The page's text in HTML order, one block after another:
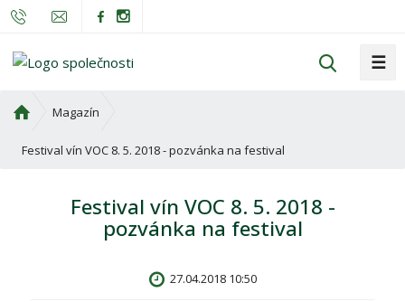
☰
o
Magazín
Festival vín VOC 8. 5. 2018 - pozvánka na festival
Festival vín VOC 8. 5. 2018 -
pozvánka na festival
27.04.2018 10:50